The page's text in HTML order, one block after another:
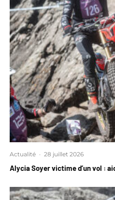
Actualité · 28 juillet 2026
Alycia Soyer victime d’un vol :